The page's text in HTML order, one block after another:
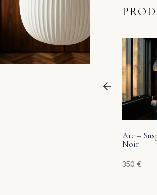
Arc –
Noir
350 €